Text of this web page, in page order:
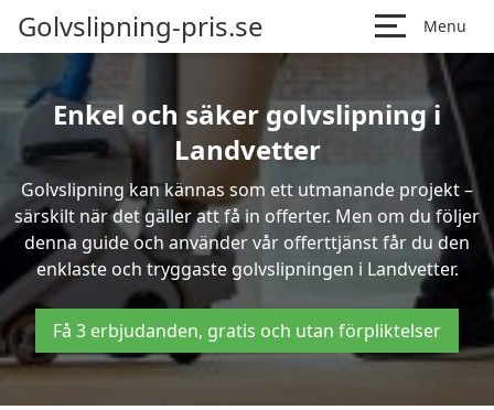
Golvslipning-pris.se Menu
Enkel och säker golvslipning i
Landvetter
Golvslipning kan kännas som ett utmanande projekt –
särskilt när det gäller att få in offerter. Men om du följer
denna guide och använder vår offerttjänst får du den
enklaste och tryggaste golvslipningen i Landvetter.
Få 3 erbjudanden, gratis och utan förpliktelser